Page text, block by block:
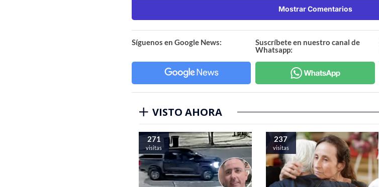
Mostrar Comentarios
Síguenos en Google News:
Suscríbete en nuestro canal de
Whatsapp:
VISTO AHORA
271
visitas
237
visitas